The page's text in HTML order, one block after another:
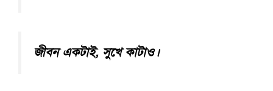
জীবন একটাই, সুখে কাটাও।